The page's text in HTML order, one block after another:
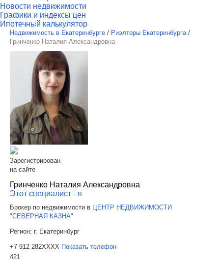
Новости недвижимости
Графики и индексы цен
Ипотечный калькулятор
Недвижимость в Екатеринбурге / Риэлторы Екатеринбурга /
Гринченко Наталия Александровна
Зарегистрирован
на сайте
Гринченко Наталия Александровна
Этот специалист - я
Брокер по недвижимости в ЦЕНТР НЕДВИЖИМОСТИ
"СЕВЕРНАЯ КАЗНА"
Регион: г. Екатеринбург
+7 912 282XXXX Показать телефон
421